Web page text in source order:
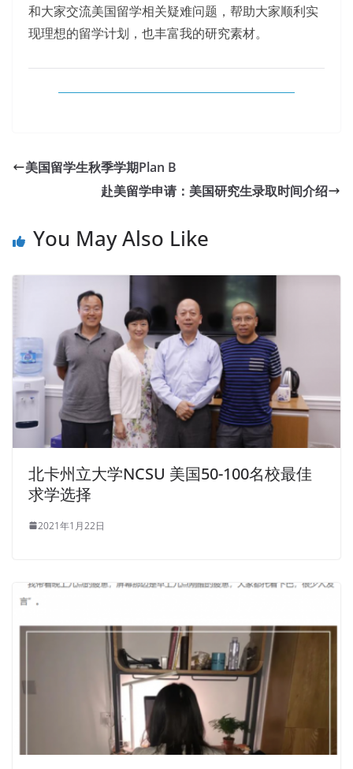
和大家交流美国留学相关疑难问题，帮助大家顺利实
现理想的留学计划，也丰富我的研究素材。
美国留学生秋季学期Plan B
赴美留学申请：美国研究生录取时间介绍
You May Also Like
北卡州立大学NCSU 美国50-100名校最佳
求学选择
2021年1月22日